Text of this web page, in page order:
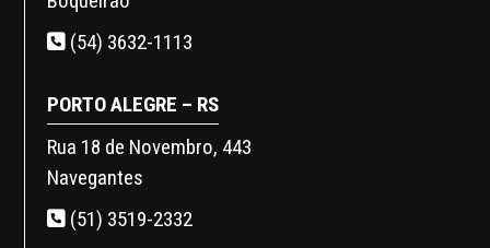
(54) 3632-1113
PORTO ALEGRE – RS
Rua 18 de Novembro, 443
Navegantes
(51) 3519-2332